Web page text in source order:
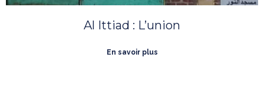
Al Ittiad : L’union
En savoir plus